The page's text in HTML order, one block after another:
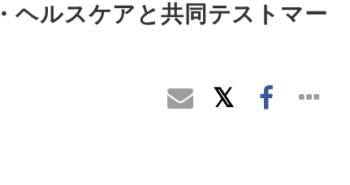
ヘルスケアと共同テストマー